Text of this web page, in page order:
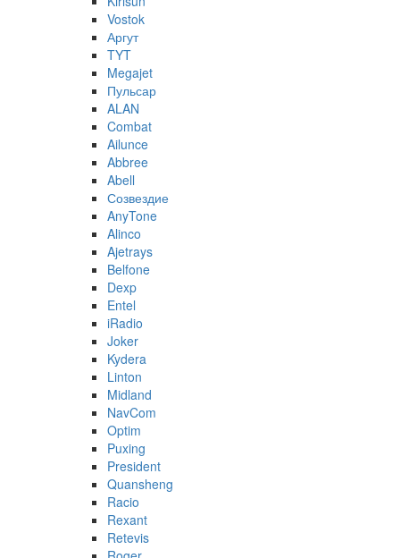
Vostok
Аргут
TYT
Megajet
Пульсар
ALAN
Combat
Ailunce
Abbree
Abell
Созвездие
AnyTone
Alinco
Ajetrays
Belfone
Dexp
Entel
iRadio
Joker
Kydera
Linton
Midland
NavCom
Optim
Puxing
President
Quansheng
Racio
Rexant
Retevis